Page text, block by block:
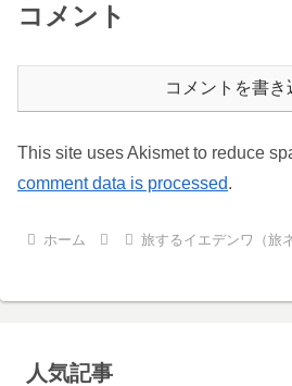
コメント
コメントを書き
This site uses Akismet to reduce
comment data is processed.
ホーム 旅するイエデンワ（旅
人気記事